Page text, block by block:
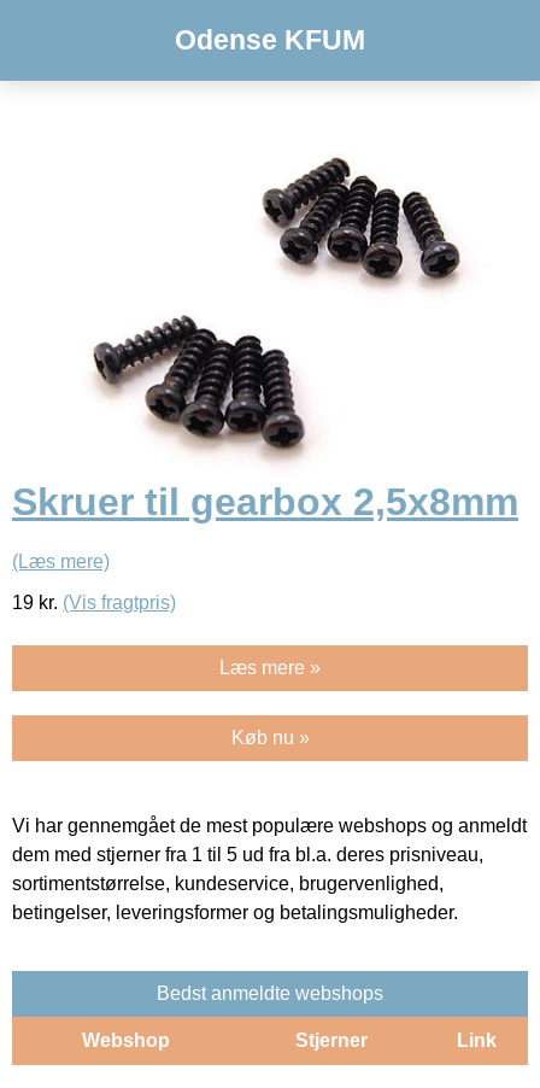
Odense KFUM
Skruer til gearbox 2,5x8mm
(Læs mere)
19 kr. (Vis fragtpris)
Læs mere »
Køb nu »
Vi har gennemgået de mest populære webshops og anmeldt
dem med stjerner fra 1 til 5 ud fra bl.a. deres prisniveau,
sortimentstørrelse, kundeservice, brugervenlighed,
betingelser, leveringsformer og betalingsmuligheder.
Bedst anmeldte webshops
Webshop Stjerner Link